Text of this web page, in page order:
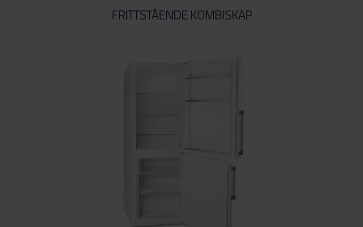
FRITTSTÅENDE KOMBISKAP